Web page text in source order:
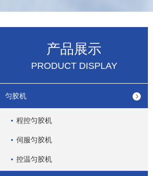
产品展示
PRODUCT DISPLAY
匀胶机
程控匀胶机
伺服匀胶机
控温匀胶机